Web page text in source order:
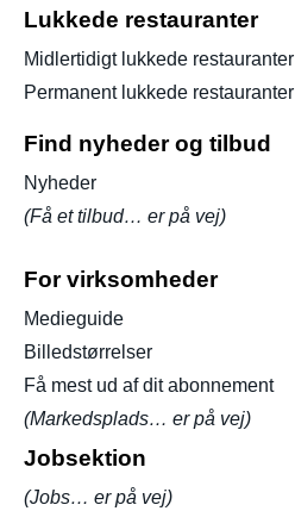
Lukkede restauranter
Midlertidigt lukkede restauranter
Permanent lukkede restauranter
Find nyheder og tilbud
Nyheder
(Få et tilbud… er på vej)
For virksomheder
Medieguide
Billedstørrelser
Få mest ud af dit abonnement
(Markedsplads… er på vej)
Jobsektion
(Jobs… er på vej)